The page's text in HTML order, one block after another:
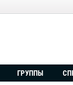
ГРУППЫ